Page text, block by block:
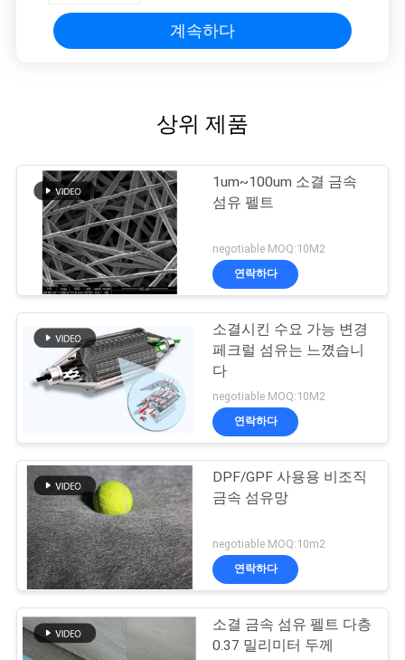
계속하다
상위 제품
1um~100um 소결 금속
섬유 펠트
negotiable MOQ:10M2
연락하다
소결시킨 수요 가능 변경
페크럴 섬유는 느꼈습니
다
negotiable MOQ:10M2
연락하다
DPF/GPF 사용용 비조직
금속 섬유망
negotiable MOQ:10m2
연락하다
소결 금속 섬유 펠트 다층
0.37 밀리미터 두께